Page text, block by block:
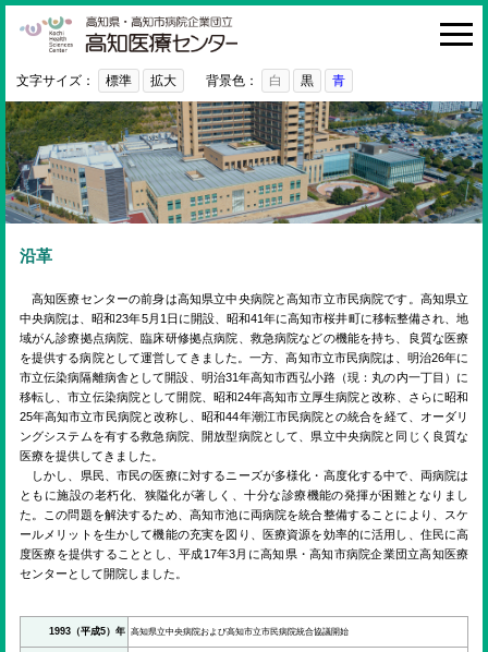
HOME
診療科・部門
外来
入院・お見舞い
病院紹介
医療関係者の方へ
利用ガイド
初めての方へ
採用情報
ご意見・ご要望
ENGLISH
文字サイズ： 標準 拡大 背景色： 白 黒 青
沿革
高知医療センターの前身は高知県立中央病院と高知市立市民病院です。高知県立
中央病院は、昭和23年5月1日に開設、昭和41年に高知市桜井町に移転整備され、地
域がん診療拠点病院、臨床研修拠点病院、救急病院などの機能を持ち、良質な医療
を提供する病院として運営してきました。一方、高知市立市民病院は、明治26年に
市立伝染病隔離病舎として開設、明治31年高知市西弘小路（現：丸の内一丁目）に
移転し、市立伝染病院として開院、昭和24年高知市立厚生病院と改称、さらに昭和
25年高知市立市民病院と改称し、昭和44年潮江市民病院との統合を経て、オーダリ
ングシステムを有する救急病院、開放型病院として、県立中央病院と同じく良質な
医療を提供してきました。
しかし、県民、市民の医療に対するニーズが多様化・高度化する中で、両病院は
ともに施設の老朽化、狭隘化が著しく、十分な診療機能の発揮が困難となりまし
た。この問題を解決するため、高知市池に両病院を統合整備することにより、スケ
ールメリットを生かして機能の充実を図り、医療資源を効率的に活用し、住民に高
度医療を提供することとし、平成17年3月に高知県・高知市病院企業団立高知医療
センターとして開院しました。
1993（平成5）年 高知県立中央病院および高知市立市民病院統合協議開始